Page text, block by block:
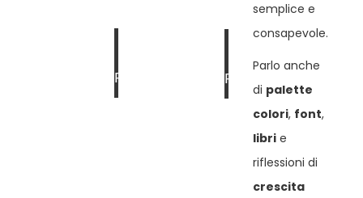
PIÙ »
PIÙ »
semplice e
consapevole.
Parlo anche
di palette
colori, font,
librie
riflessioni di
crescita